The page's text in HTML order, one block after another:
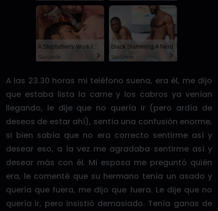
A Stepfather's Work Is Never Done
SayUncle
Black Slamming A Nerd
SayUncle
A las 23.30 horas mi teléfono suena, era él, me dijo
que estaba lista la carne y los cabros ya venían
llegando, le dije que no quería ir (pero ardía de
deseos de estar ahí), sentía una confusión enorme,
si bien sabía que no era correcto sentirme así y
desear eso, a la vez me agradaba sentirme así y
desear más con él. Mi esposa me preguntó quién
era, le comenté que su hermano tenía un asado y
quería que fuera, me dijo que fuera. Le dije que no
quería ir, pero insistió demasiado. Tenía ganas de